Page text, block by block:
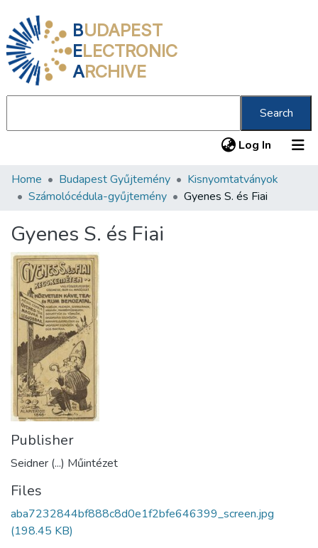
BUDAPEST
ELECTRONIC
ARCHIVE
Search
Log In (current)
Communities & Collections
Statistics
About us
Home Budapest Gyűjtemény
Kisnyomtatványok
Számolócédula-gyűjtemény
Gyenes S. és Fiai
Gyenes S. és Fiai
Publisher
Seidner (...) Műintézet
Files
aba7232844bf888c8d0e1f2bfe646399_screen.jpg
(198.45 KB)